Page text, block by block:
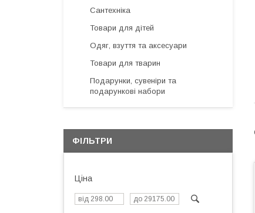
Сантехніка
Товари для дітей
Одяг, взуття та аксесуари
Товари для тварин
Подарунки, сувеніри та
подарункові набори
ФІЛЬТРИ
Ціна